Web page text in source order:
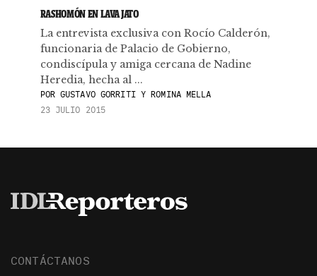
RASHOMÓN EN LAVA JATO
La entrevista exclusiva con Rocío Calderón,
funcionaria de Palacio de Gobierno,
condiscípula y amiga cercana de Nadine
Heredia, hecha al ...
PORGUSTAVO GORRITI Y ROMINA MELLA
23 JULIO 2015
CONTÁCTANOS